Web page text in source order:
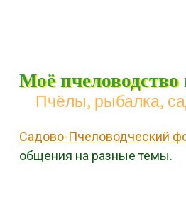
Моё пчеловодство
Пчёлы, рыбалка,
Садово-Пчеловодческий
общения на разные темы.